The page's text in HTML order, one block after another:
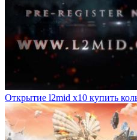
Открытие l2mid x10 купить